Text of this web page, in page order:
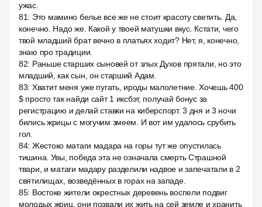
ужас.
81: Это мамино белье все же не стоит красоту светить. Да,
конечно. Надо же. Какой у твоей матушки вкус. Кстати, чего
твой младший брат вечно в платьях ходит? Нет, я, конечно,
знаю про традиции.
82: Раньше старших сыновей от злых Духов прятали, но это
младший, как сын, он старший Адам.
83: Хватит меня уже пугать, ироды малолетние. Хочешь 400
$ просто так найди сайт 1 иксбэт, получай бонус за
регистрацию и делай ставки на киберспорт. 3 дня и 3 ночи
бились жрицы с могучим змеем. И вот им удалось срубить
гол.
84: Жестоко матаги мадара на горы тут же опустилась
тишина. Увы, победа эта не означала смерть Страшной
твари, и матаги мадару разделили надвое и запечатали в 2
святилищах, возведённых в горах на западе.
85: Востоке жители окрестных деревень воспели подвиг
молодых жриц, они позвали их жить на сей земле и хранить